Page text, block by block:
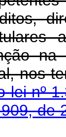
lei nº
de